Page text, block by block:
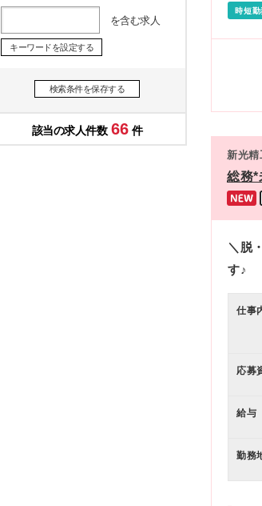
を含む求人
キーワードを設定する
検索条件を保存する
66
時短勤
新光精
総務*
＼脱
す♪
仕事
応募
給与
勤務